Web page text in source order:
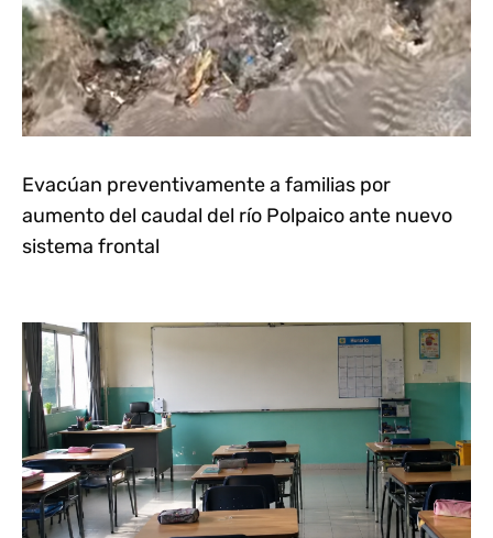
Evacúan preventivamente a familias por
aumento del caudal del río Polpaico ante nuevo
sistema frontal